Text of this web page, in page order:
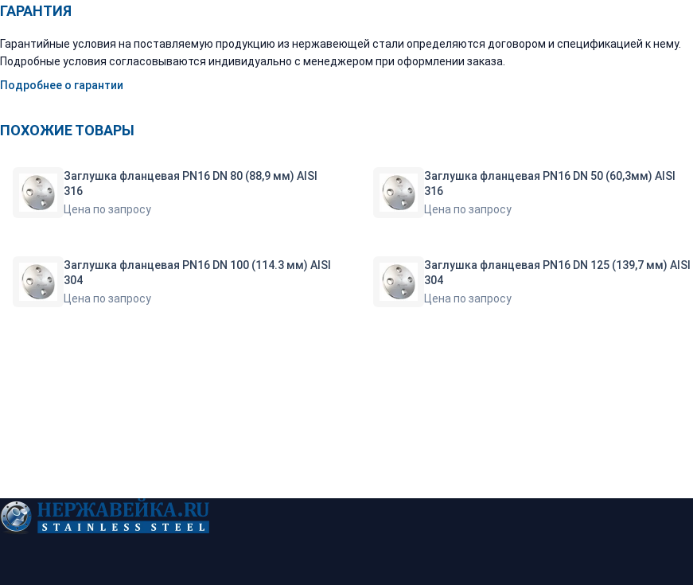
ГАРАНТИЯ
Гарантийные условия на поставляемую продукцию из нержавеющей стали определяются договором и спецификацией к нему.
Подробные условия согласовываются индивидуально с менеджером при оформлении заказа.
Подробнее о гарантии
ПОХОЖИЕ ТОВАРЫ
Заглушка фланцевая PN16 DN 80 (88,9 мм) AISI
316
Цена по запросу
Заглушка фланцевая PN16 DN 50 (60,3мм) AISI
316
Цена по запросу
Заглушка фланцевая PN16 DN 100 (114.3 мм) AISI
304
Цена по запросу
Заглушка фланцевая PN16 DN 125 (139,7 мм) AISI
304
Цена по запросу